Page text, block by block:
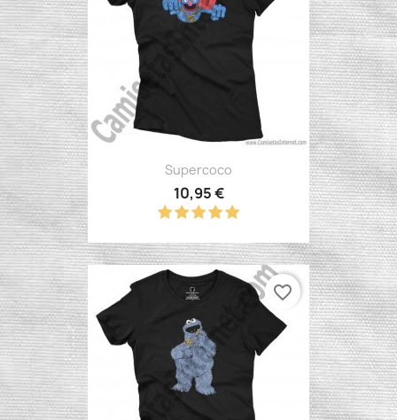
Supercoco
10,95 €
favorite_border